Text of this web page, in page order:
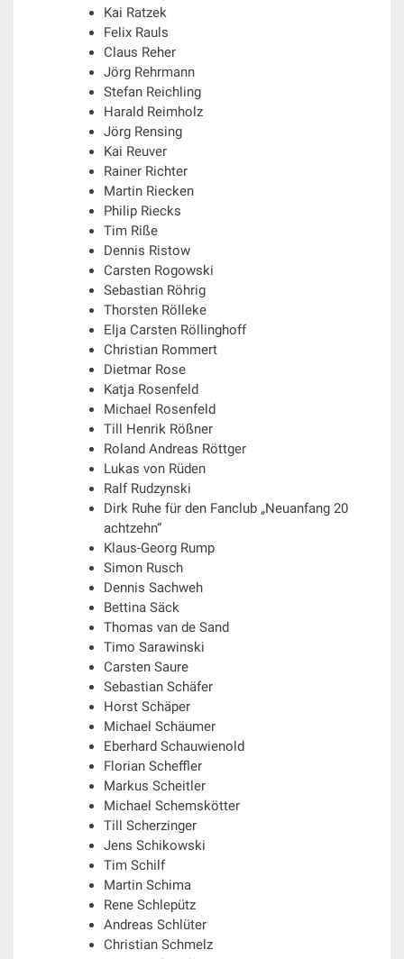
Kai Ratzek
Felix Rauls
Claus Reher
Jörg Rehrmann
Stefan Reichling
Harald Reimholz
Jörg Rensing
Kai Reuver
Rainer Richter
Martin Riecken
Philip Riecks
Tim Riße
Dennis Ristow
Carsten Rogowski
Sebastian Röhrig
Thorsten Rölleke
Elja Carsten Röllinghoff
Christian Rommert
Dietmar Rose
Katja Rosenfeld
Michael Rosenfeld
Till Henrik Rößner
Roland Andreas Röttger
Lukas von Rüden
Ralf Rudzynski
Dirk Ruhe für den Fanclub „Neuanfang 20
achtzehn“
Klaus-Georg Rump
Simon Rusch
Dennis Sachweh
Bettina Säck
Thomas van de Sand
Timo Sarawinski
Carsten Saure
Sebastian Schäfer
Horst Schäper
Michael Schäumer
Eberhard Schauwienold
Florian Scheffler
Markus Scheitler
Michael Schemskötter
Till Scherzinger
Jens Schikowski
Tim Schilf
Martin Schima
Rene Schlepütz
Andreas Schlüter
Christian Schmelz